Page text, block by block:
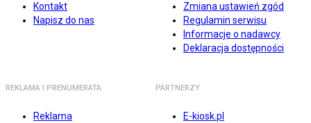
Kontakt
Napisz do nas
Zmiana ustawień zgód
Regulamin serwisu
Informacje o nadawcy
Deklaracja dostępności
REKLAMA I PRENUMERATA
Reklama
PARTNERZY
E-kiosk.pl